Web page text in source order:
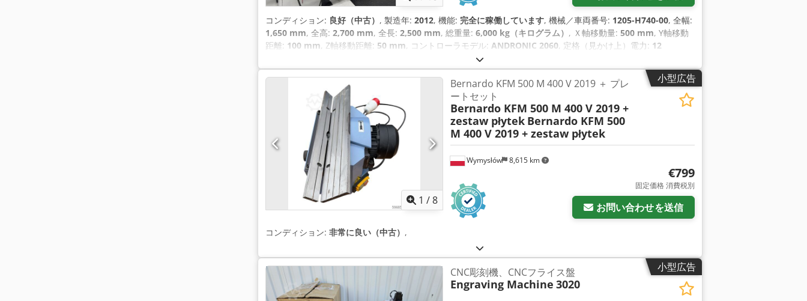
コンディション: 良好（中古） , 製造年: 2012, 機能: 完全に稼働しています, 機械／車両番号: 1205-H740-00, 全幅:
1,650 mm, 全高: 2,700 mm, 全長: 2,500 mm, 総重量: 6,000 kg（キログラム） , Ｘ軸移動量: 500 mm, Y軸移動
距離: 100 mm, Z軸移動距離: 50 mm, コントローラモデル: ANDRONIC 2060, 定格（見かけ上）電力: 12
小型広告
1 /8
Wymysłów 8,615 km
Bernardo KFM 500 M 400 V 2019 ＋ プレ
ートセット
Bernardo KFM 500 M 400 V 2019 +
zestaw płytek Bernardo KFM 500
M 400 V 2019 + zestaw płytek
€799
固定価格 消費税別
お問い合わせを送信
コンディション: 非常に良い（中古） ,
小型広告
CNC彫刻機、CNCフライス盤
Engraving Machine 3020